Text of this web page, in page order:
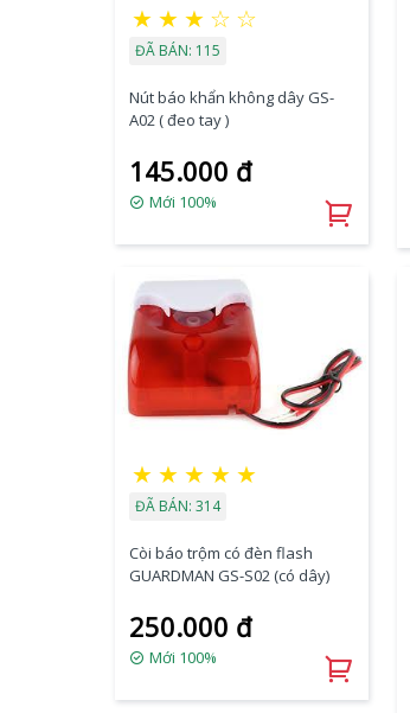
★ ★ ★ ☆ ☆
ĐÃ BÁN: 115
Nút báo khẩn không dây GS-
A02 ( đeo tay )
145.000 đ
Mới 100%
★ ★ ★ ★ ★
ĐÃ BÁN: 314
Còi báo trộm có đèn flash
GUARDMAN GS-S02 (có dây)
250.000 đ
Mới 100%